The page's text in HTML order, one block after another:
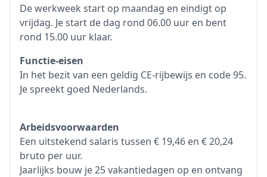
De werkweek start op maandag en eindigt op
vrijdag. Je start de dag rond 06.00 uur en bent
rond 15.00 uur klaar.
Functie-eisen
In het bezit van een geldig CE-rijbewijs en code 95.
Je spreekt goed Nederlands.
Arbeidsvoorwaarden
Een uitstekend salaris tussen € 19,46 en € 20,24
bruto per uur.
Jaarlijks bouw je 25 vakantiedagen op en ontvang